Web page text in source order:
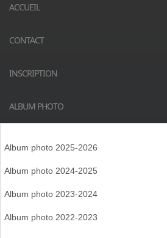
ACCUEIL
CONTACT
INSCRIPTION
ALBUM PHOTO
Album photo 2025-2026
Album photo 2024-2025
Album photo 2023-2024
Album photo 2022-2023